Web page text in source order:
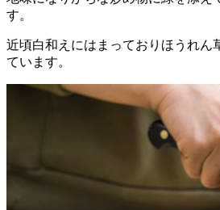
す。
近頃白和えにはまっておりほうれん
ています。